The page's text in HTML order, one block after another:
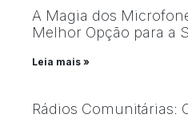
A Magia dos
Melhor Opção para a
Leia mais »
Rádios Comunitárias: